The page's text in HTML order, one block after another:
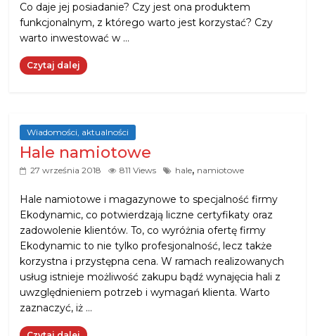
Co daje jej posiadanie? Czy jest ona produktem
funkcjonalnym, z którego warto jest korzystać? Czy
warto inwestować w …
Czytaj dalej
Wiadomości, aktualności
Hale namiotowe
27 września 2018 811 Views hale, namiotowe
Hale namiotowe i magazynowe to specjalność firmy
Ekodynamic, co potwierdzają liczne certyfikaty oraz
zadowolenie klientów. To, co wyróżnia ofertę firmy
Ekodynamic to nie tylko profesjonalność, lecz także
korzystna i przystępna cena. W ramach realizowanych
usług istnieje możliwość zakupu bądź wynajęcia hali z
uwzględnieniem potrzeb i wymagań klienta. Warto
zaznaczyć, iż …